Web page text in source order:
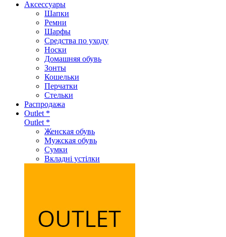
Аксеcсуары
Шапки
Ремни
Шарфы
Средства по уходу
Носки
Домашняя обувь
Зонты
Кошельки
Перчатки
Стельки
Распродажа
Outlet *
Outlet *
Женская обувь
Мужская обувь
Сумки
Вкладні устілки